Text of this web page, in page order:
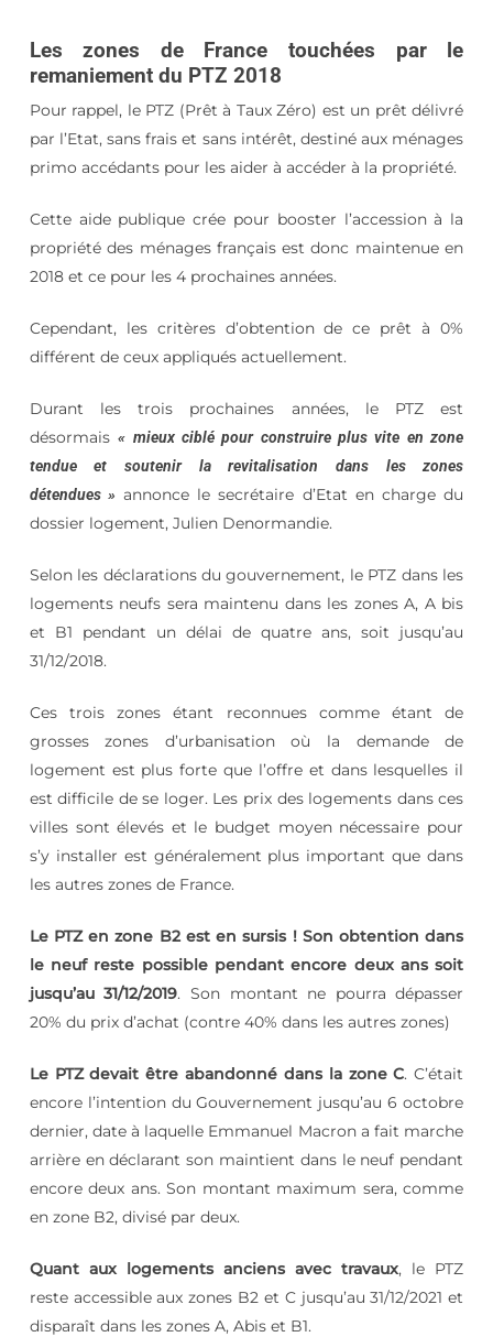
Les zones de France touchées par le
remaniement du PTZ 2018
Pour rappel, le PTZ (Prêt à Taux Zéro) est un prêt délivré
par l’Etat, sans frais et sans intérêt, destiné aux ménages
primo accédants pour les aider à accéder à la propriété.
Cette aide publique crée pour booster l’accession à la
propriété des ménages français est donc maintenue en
2018 et ce pour les 4 prochaines années.
Cependant, les critères d’obtention de ce prêt à 0%
différent de ceux appliqués actuellement.
Durant les trois prochaines années, le PTZ est
désormais« mieux ciblé pour construire plus vite en zone
tendue et soutenir la revitalisation dans les zones
détendues » annonce le secrétaire d’Etat en charge du
dossier logement, Julien Denormandie.
Selon les déclarations du gouvernement, le PTZ dans les
logements neufs sera maintenu dans les zones A, A bis
et B1 pendant un délai de quatre ans, soit jusqu’au
31/12/2018.
Ces trois zones étant reconnues comme étant de
grosses zones d’urbanisation où la demande de
logement est plus forte que l’offre et dans lesquelles il
est difficile de se loger. Les prix des logements dans ces
villes sont élevés et le budget moyen nécessaire pour
s’y installer est généralement plus important que dans
les autres zones de France.
Le PTZ en zone B2 est en sursis ! Son obtention dans
le neuf reste possible pendant encore deux ans soit
jusqu’au 31/12/2019. Son montant ne pourra dépasser
20% du prix d’achat (contre 40% dans les autres zones)
Le PTZ devait être abandonné dans la zone C. C’était
encore l’intention du Gouvernement jusqu’au 6 octobre
dernier, date à laquelle Emmanuel Macron a fait marche
arrière en déclarant son maintient dans le neuf pendant
encore deux ans. Son montant maximum sera, comme
en zone B2, divisé par deux.
Quant aux logements anciens avec travaux, le PTZ
reste accessible aux zones B2 et C jusqu’au 31/12/2021 et
disparaît dans les zones A, Abis et B1.